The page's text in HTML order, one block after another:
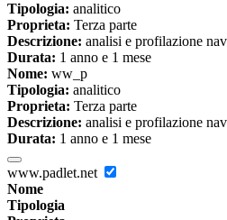
Tipologia: analitico
Proprieta: Terza parte
Descrizione: analisi e profilazione
Durata: 1 anno e 1 mese
Nome: ww_p
Tipologia: analitico
Proprieta: Terza parte
Descrizione: analisi e profilazione
Durata: 1 anno e 1 mese
www.padlet.net
Nome
Tipologia